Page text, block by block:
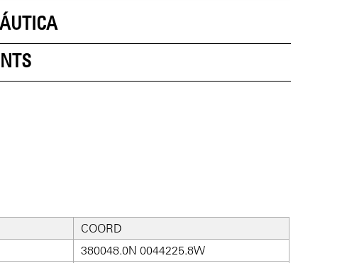
COORD
380048.0N 0044225.8W